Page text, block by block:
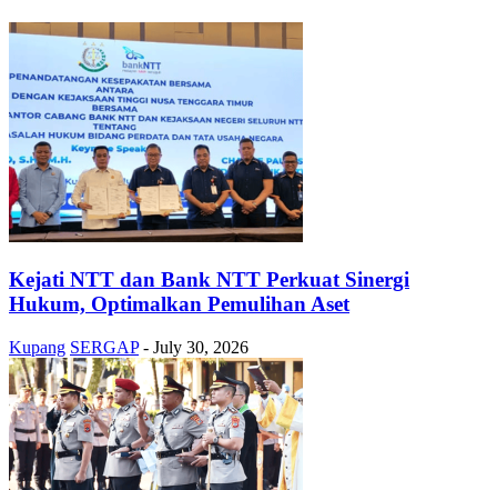
Kejati NTT dan Bank NTT Perkuat Sinergi
Hukum, Optimalkan Pemulihan Aset
Kupang SERGAP - July 30, 2026